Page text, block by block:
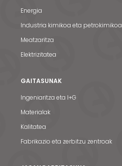
Energia
Industria kimikoa eta petrokimikoa
Meatzaritza
Elektrizitatea
GAITASUNAK
Ingeniaritza eta I+G
Materialak
Kalitatea
Fabrikazio eta zerbitzu zentroak